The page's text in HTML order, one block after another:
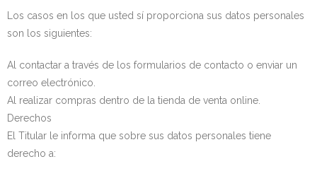
Los casos en los que usted sí proporciona sus datos personales
son los siguientes:
Al contactar a través de los formularios de contacto o enviar un
correo electrónico.
Al realizar compras dentro de la tienda de venta online.
Derechos
El Titular le informa que sobre sus datos personales tiene
derecho a: